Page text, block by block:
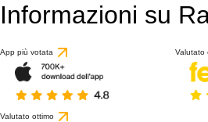
Informazioni su
App più votata Valutato
Valutato ottimo